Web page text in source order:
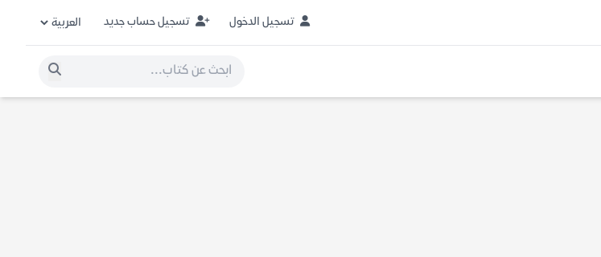
تسجيل الدخول تسجيل حساب جديد